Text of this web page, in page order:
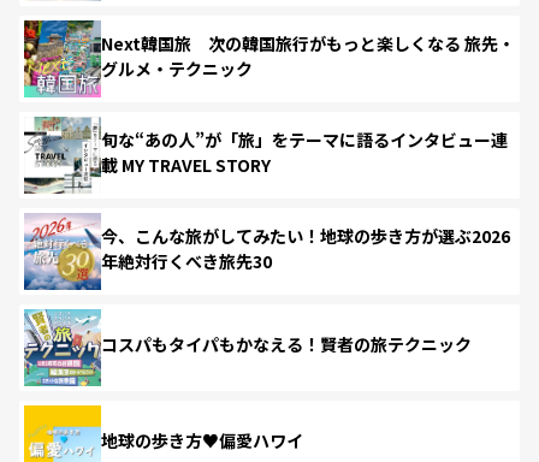
Next韓国旅 次の韓国旅行がもっと楽しくなる 旅先・
グルメ・テクニック
旬な“あの人”が「旅」をテーマに語るインタビュー連
載 MY TRAVEL STORY
今、こんな旅がしてみたい！地球の歩き方が選ぶ2026
年絶対行くべき旅先30
コスパもタイパもかなえる！賢者の旅テクニック
地球の歩き方♥偏愛ハワイ